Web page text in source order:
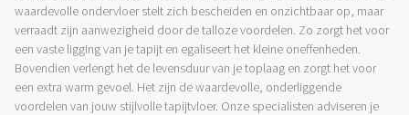
waardevolle ondervloer stelt zich bescheiden en onzichtbaar op, maar
verraadt zijn aanwezigheid door de talloze voordelen. Zo zorgt het voor
een vaste ligging van je tapijt en egaliseert het kleine oneffenheden.
Bovendien verlengt het de levensduur van je toplaag en zorgt het voor
een extra warm gevoel. Het zijn de waardevolle, onderliggende
voordelen van jouw stijlvolle tapijtvloer. Onze specialisten adviseren je